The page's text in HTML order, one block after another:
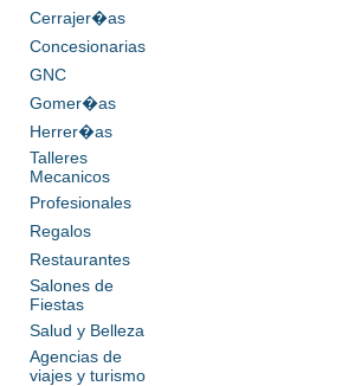
Cerrajer�as
Concesionarias
GNC
Gomer�as
Herrer�as
Talleres
Mecanicos
Profesionales
Regalos
Restaurantes
Salones de
Fiestas
Salud y Belleza
Agencias de
viajes y turismo